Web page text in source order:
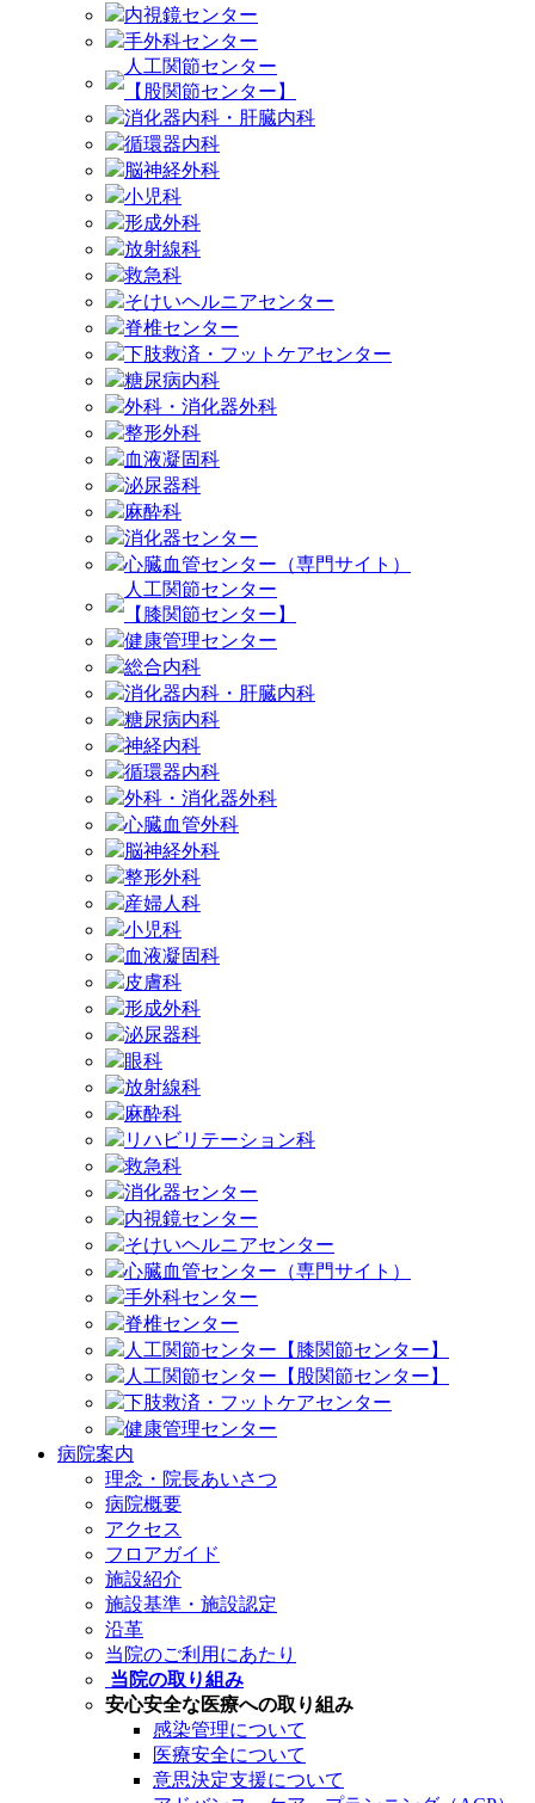
内視鏡センター
手外科センター
人工関節センター
【股関節センター】
消化器内科・肝臓内科
循環器内科
脳神経外科
小児科
形成外科
放射線科
救急科
そけいヘルニアセンター
脊椎センター
下肢救済・フットケアセンター
糖尿病内科
外科・消化器外科
整形外科
血液凝固科
泌尿器科
麻酔科
消化器センター
心臓血管センター（専門サイト）
人工関節センター
【膝関節センター】
健康管理センター
総合内科
消化器内科・肝臓内科
糖尿病内科
神経内科
循環器内科
外科・消化器外科
心臓血管外科
脳神経外科
整形外科
産婦人科
小児科
血液凝固科
皮膚科
形成外科
泌尿器科
眼科
放射線科
麻酔科
リハビリテーション科
救急科
消化器センター
内視鏡センター
そけいヘルニアセンター
心臓血管センター（専門サイト）
手外科センター
脊椎センター
人工関節センター【膝関節センター】
人工関節センター【股関節センター】
下肢救済・フットケアセンター
健康管理センター
病院案内
理念・院長あいさつ
病院概要
アクセス
フロアガイド
施設紹介
施設基準・施設認定
沿革
当院のご利用にあたり
当院の取り組み
安心安全な医療への取り組み
感染管理について
医療安全について
意思決定支援について